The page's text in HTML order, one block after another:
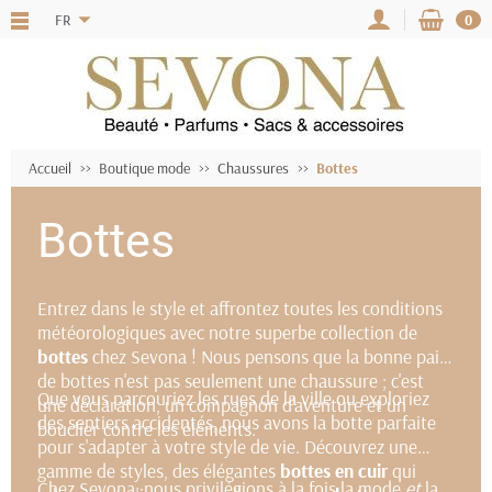
FR 0
Accueil Boutique mode Chaussures Bottes
Bottes
Entrez dans le style et affrontez toutes les conditions
météorologiques avec notre superbe collection de
botteschez Sevona ! Nous pensons que la bonne paire
de bottes n'est pas seulement une chaussure ; c'est
une déclaration, un compagnon d'aventure et un
bouclier contre les éléments.
Que vous parcouriez les rues de la ville ou exploriez
des sentiers accidentés, nous avons la botte parfaite
pour s'adapter à votre style de vie. Découvrez une
gamme de styles, des élégantes bottes en cuirqui